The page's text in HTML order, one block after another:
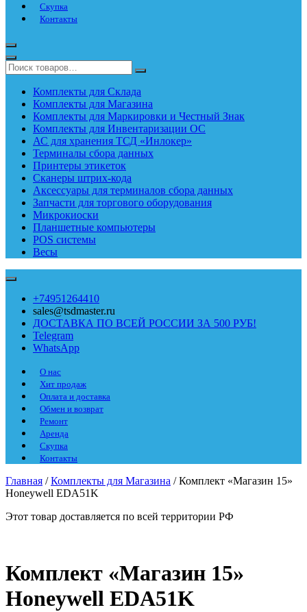
Скупка
Контакты
Комплекты для Склада
Комплекты для Магазина
Комплекты для Маркировки и Честный Знак
Комплекты для Инвентаризации ОС
АС для хранения ТСД «Инлокер»
Терминалы сбора данных
Принтеры этикеток
Сканеры штрих-кода
Аксессуары для терминалов сбора данных
Запчасти для торгового оборудования
Микрокиоски
Планшетные компьютеры
POS системы
Весы
+74951264410
sales@tsdmaster.ru
ДОСТАВКА ПО ВСЕЙ РОССИИ ЗА 500 РУБ!
Telegram
WhatsApp
О нас
Хит продаж
Оплата и доставка
Обмен и возврат
Ремонт
Аренда
Скупка
Контакты
Главная /Комплекты для Магазина / Комплект «Магазин 15»
Honeywell EDA51K
Этот товар доставляется по всей территории РФ
Комплект «Магазин 15»
Honeywell EDA51K